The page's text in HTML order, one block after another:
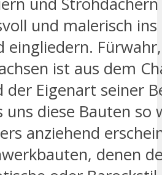
und malerisch ins
eingliedern.
ist aus dem
der Eigenart seiner
uns diese Bauten so
anziehend
denen